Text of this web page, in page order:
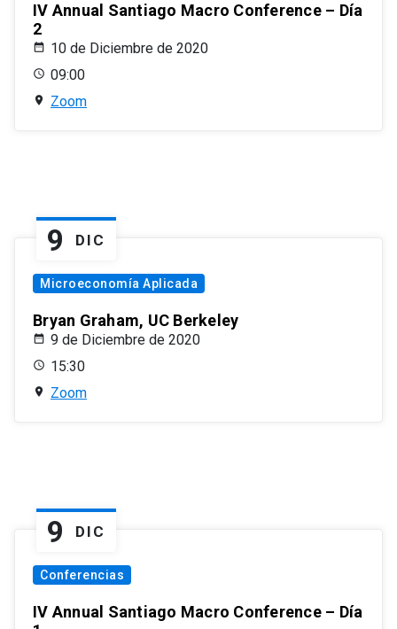
IV Annual Santiago Macro Conference – Día
2
10 de Diciembre de 2020
09:00
Zoom
9 DIC
Microeconomía Aplicada
Bryan Graham, UC Berkeley
9 de Diciembre de 2020
15:30
Zoom
9 DIC
Conferencias
IV Annual Santiago Macro Conference – Día